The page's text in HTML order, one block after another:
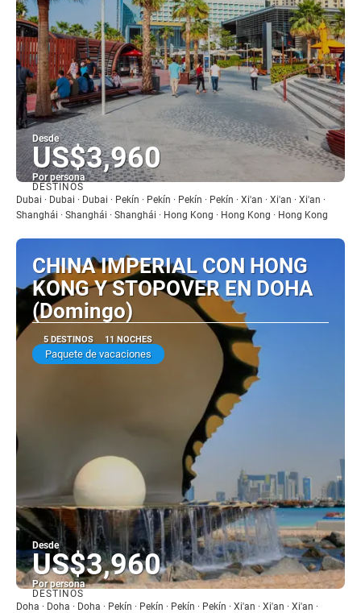
Desde
US$3,960
Por persona
Ver
DESTINOS
Dubai · Dubai · Dubai · Pekín · Pekín · Pekín · Pekín · Xi'an · Xi'an · Xi'an ·
Shanghái · Shanghái · Shanghái · Hong Kong · Hong Kong · Hong Kong
CHINA IMPERIAL CON HONG
KONG Y STOPOVER EN DOHA
(Domingo)
5 DESTINOS 11 NOCHES
Paquete de vacaciones
Desde
US$3,960
Por persona
Ver
DESTINOS
Doha · Doha · Doha · Pekín · Pekín · Pekín · Pekín · Xi'an · Xi'an · Xi'an ·